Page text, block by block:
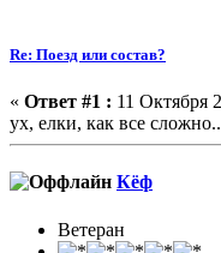
Re: Поезд или состав?
« Ответ #1 : 11 Октября
ух, елки, как все
Кёф
Ветеран